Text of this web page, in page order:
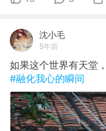
沈小毛
5年前
如果这个世界有天堂
#融化我心的瞬间